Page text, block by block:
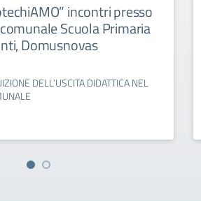
incontri presso
Scuola Primaria
Domusnovas
DELL’USCITA DIDATTICA NEL